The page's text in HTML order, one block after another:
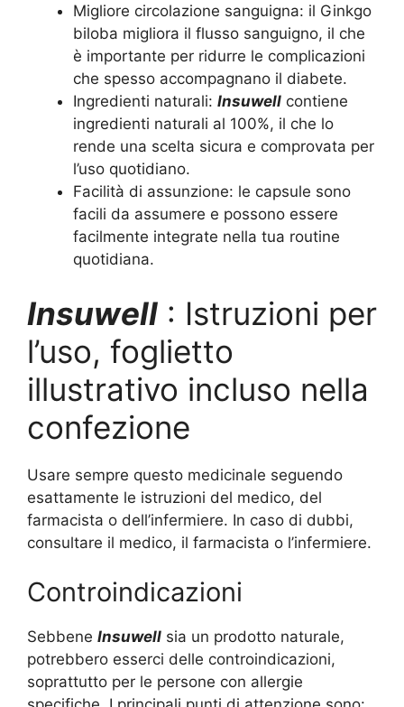
Migliore circolazione sanguigna: il Ginkgo
biloba migliora il flusso sanguigno, il che
è importante per ridurre le complicazioni
che spesso accompagnano il diabete.
Ingredienti naturali: Insuwell contiene
ingredienti naturali al 100%, il che lo
rende una scelta sicura e comprovata per
l’uso quotidiano.
Facilità di assunzione: le capsule sono
facili da assumere e possono essere
facilmente integrate nella tua routine
quotidiana.
Insuwell : Istruzioni per
l’uso, foglietto
illustrativo incluso nella
confezione
Usare sempre questo medicinale seguendo
esattamente le istruzioni del medico, del
farmacista o dell’infermiere. In caso di dubbi,
consultare il medico, il farmacista o l’infermiere.
Controindicazioni
Sebbene Insuwell sia un prodotto naturale,
potrebbero esserci delle controindicazioni,
soprattutto per le persone con allergie